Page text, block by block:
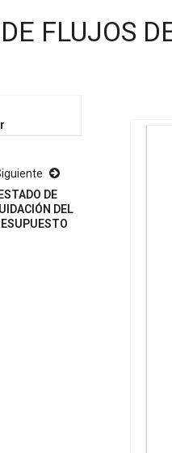
FLUJOS
ESTADO DE
DEL